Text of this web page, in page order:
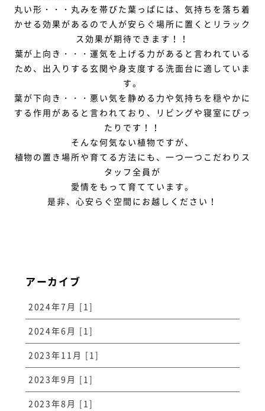
丸い形・・・丸みを帯びた葉っぱには、気持ちを落ち着
かせる効果があるので人が安らぐ場所に置くとリラック
ス効果が期待できます！！
葉が上向き・・・運気を上げる力があると言われている
ため、出入りする玄関や身支度する洗面台に適していま
す。
葉が下向き・・・悪い気を静める力や気持ちを穏やかに
する作用があると言われており、リビングや寝室にぴっ
たりです！！
そんな何気ない植物ですが、
植物の置き場所や育てる方法にも、一つ一つこだわりス
タッフ全員が
愛情をもって育てています。
是非、心安らぐ空間にお越しください！
アーカイブ
2024年7月 [1]
2024年6月 [1]
2023年11月 [1]
2023年9月 [1]
2023年8月 [1]